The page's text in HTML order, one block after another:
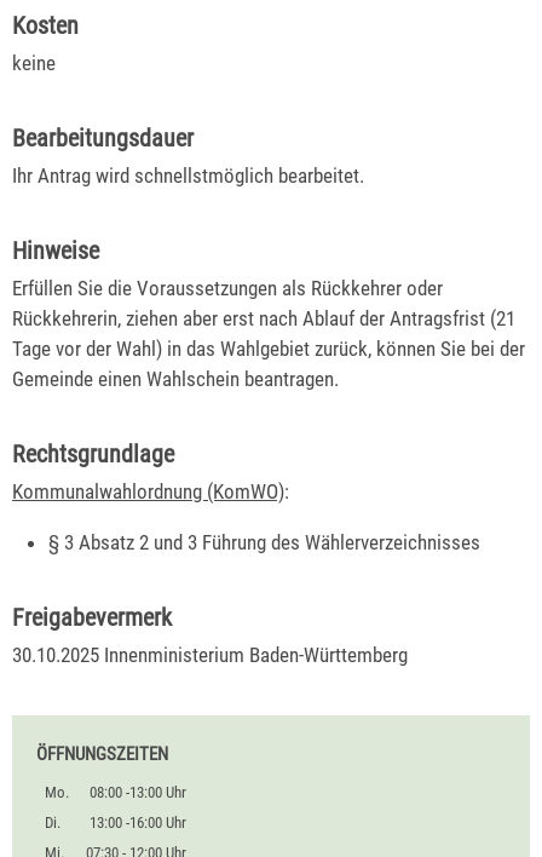
Kosten
keine
Bearbeitungsdauer
Ihr Antrag wird schnellstmöglich bearbeitet.
Hinweise
Erfüllen Sie die Voraussetzungen als Rückkehrer oder
Rückkehrerin, ziehen aber erst nach Ablauf der Antragsfrist (21
Tage vor der Wahl) in das Wahlgebiet zurück, können Sie bei der
Gemeinde einen Wahlschein beantragen.
Rechtsgrundlage
Kommunalwahlordnung (KomWO):
§ 3 Absatz 2 und 3 Führung des Wählerverzeichnisses
Freigabevermerk
30.10.2025 Innenministerium Baden-Württemberg
ÖFFNUNGSZEITEN
Mo.
08:00 -13:00 Uhr
Di.
13:00 -16:00 Uhr
Mi.
07:30 - 12:00 Uhr